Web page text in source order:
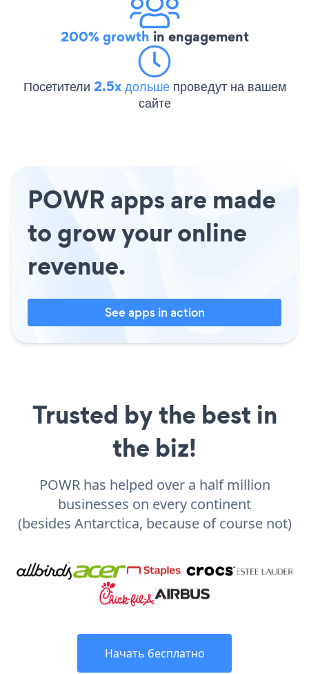
200% growth in engagement
Посетители 2.5x дольше проведут на вашем
сайте
POWR apps are made
to grow your online
revenue.
See apps in action
Trusted by the best in
the biz!
POWR has helped over a half million
businesses on every continent
(besides Antarctica, because of course not)
Начать бесплатно